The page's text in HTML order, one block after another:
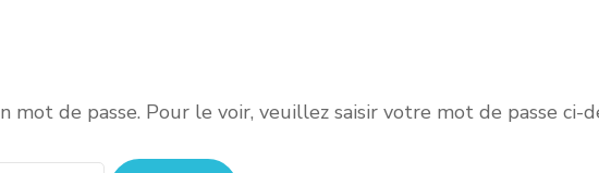
de passe. Pour le voir, veuillez saisir votre mot de passe ci-